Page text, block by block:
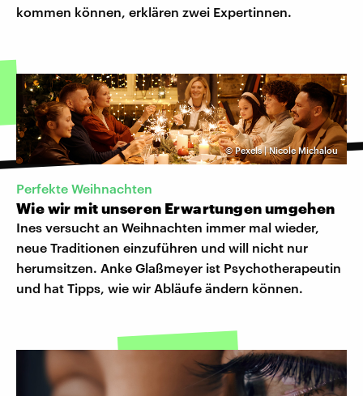
kommen können, erklären zwei Expertinnen.
©Pexels | Nicole Michalou
Perfekte Weihnachten
Wie wir mit unseren Erwartungen umgehen
Ines versucht an Weihnachten immer mal wieder,
neue Traditionen einzuführen und will nicht nur
herumsitzen. Anke Glaßmeyer ist Psychotherapeutin
und hat Tipps, wie wir Abläufe ändern können.